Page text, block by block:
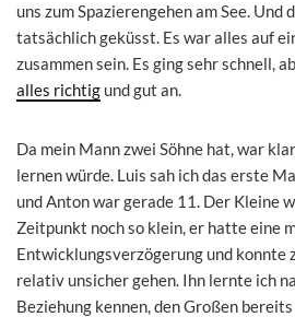
uns zum Spazierengehen am See. Und
tatsächlich geküsst. Es war alles auf
zusammen sein. Es ging sehr schnell,
alles richtig und gut an.
Da mein Mann zwei Söhne hat, war
lernen würde. Luis sah ich das erste
und Anton war gerade 11. Der Kleine
Zeitpunkt noch so klein, er hatte eine
Entwicklungsverzögerung und konnte
relativ unsicher gehen. Ihn lernte ich
Beziehung kennen, den Großen